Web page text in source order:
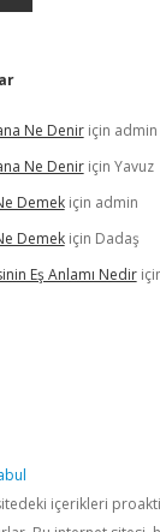
Ne Deniriçin admin
Ne Deniriçin Yavuz
Demekiçin admin
Demekiçin Dadaş
Eş Anlamı Nedir
içerikleri